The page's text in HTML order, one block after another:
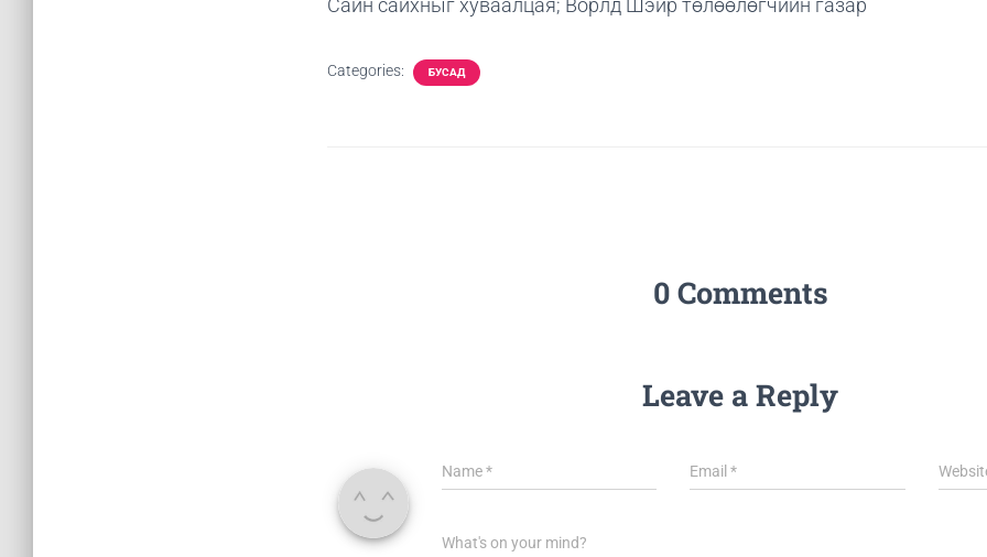
Сайн сайхныг хуваалцая; Ворлд Шэйр төлөөлөгчийн газар
Categories: БУСАД
0 Comments
Leave a Reply
Name* Email*
What's on your mind?